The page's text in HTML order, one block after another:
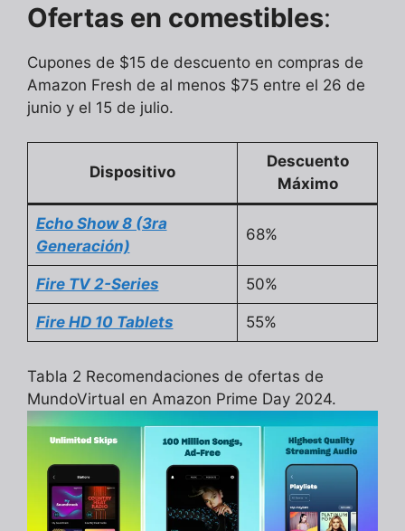
Ofertas en comestibles:
Cupones de $15 de descuento en compras de
Amazon Fresh de al menos $75 entre el 26 de
junio y el 15 de julio.
Dispositivo
Descuento
Máximo
Echo Show 8 (3ra
Generación)
68%
Fire TV 2-Series 50%
Fire HD 10 Tablets 55%
Tabla 2 Recomendaciones de ofertas de
MundoVirtual en Amazon Prime Day 2024.